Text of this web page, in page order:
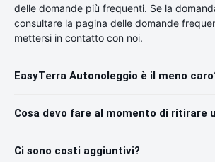
delle domande più frequenti. Se la
consultare la pagina delle domande
mettersi in contatto con noi.
EasyTerra Autonoleggio è il meno
Cosa devo fare al momento di ritirare
Ci sono costi aggiuntivi?